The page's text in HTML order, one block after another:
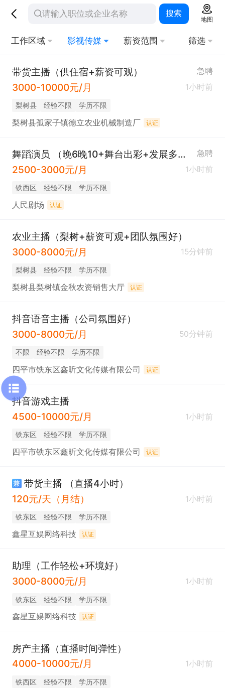
搜索
地图
工作区域 影视传媒 薪资范围 筛选
带货主播（供住宿+薪资可观） 急聘
3000-10000元/月 1小时前
梨树县 经验不限 学历不限
梨树县孤家子镇德立农业机械制造厂 认证
舞蹈演员 （晚6晚10+舞台出彩+发展多元） 急聘
2500-3000元/月 1小时前
铁西区 经验不限 学历不限
人民剧场 认证
农业主播（梨树+薪资可观+团队氛围好）
3000-8000元/月
15分钟前
梨树县 经验不限 学历不限
梨树县梨树镇金秋农资销售大厅 认证
抖音语音主播（公司氛围好）
3000-8000元/月
50分钟前
不限 经验不限 学历不限
四平市铁东区鑫昕文化传媒有限公司 认证
抖音游戏主播
4500-10000元/月
1小时前
铁东区 经验不限 学历不限
四平市铁东区鑫昕文化传媒有限公司 认证
兼 带货主播 （直播4小时）
120元/天（月结）
1小时前
铁东区 经验不限 学历不限
鑫星互娱网络科技 认证
助理（工作轻松+环境好）
3000-8000元/月
1小时前
铁东区 经验不限 学历不限
鑫星互娱网络科技 认证
房产主播（直播时间弹性）
4000-10000元/月
1小时前
铁西区 经验不限 学历不限